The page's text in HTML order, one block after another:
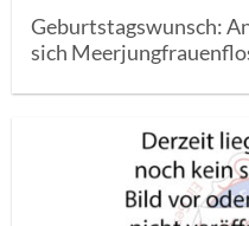
Geburtstagswunsch:
sich